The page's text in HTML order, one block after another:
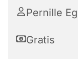
Pernille
Gratis